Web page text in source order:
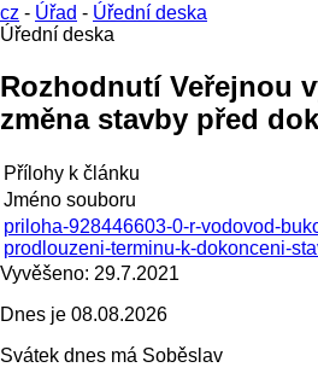
cz - Úřad - Úřední deska
Úřední deska
Rozhodnutí Veřejnou
změna stavby před
Přílohy k článku
Jméno souboru
priloha-928446603-0-r-vodovod-
prodlouzeni-terminu-k-dokonceni-
Vyvěšeno: 29.7.2021
Dnes je 08.08.2026
Svátek dnes má Soběslav